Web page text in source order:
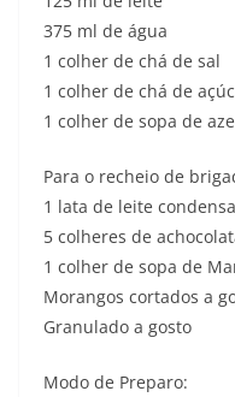
375 ml de água
1 colher de chá de sal
1 colher de chá de
1 colher de sopa de
Para o recheio de
1 lata de leite
5 colheres de
1 colher de sopa de
Morangos cortados a
Granulado a gosto
Modo de Preparo: